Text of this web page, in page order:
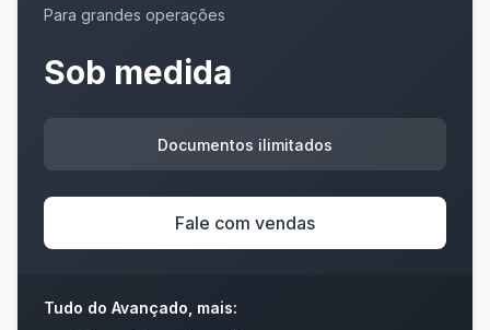
Para grandes operações
Sob medida
Documentos ilimitados
Fale com vendas
Tudo do Avançado, mais: